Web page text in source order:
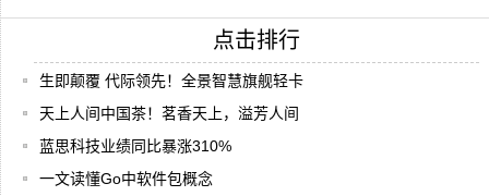
点击排行
生即颠覆 代际领先！全景智慧旗舰轻卡
天上人间中国茶！茗香天上，溢芳人间
蓝思科技业绩同比暴涨310%
一文读懂Go中软件包概念